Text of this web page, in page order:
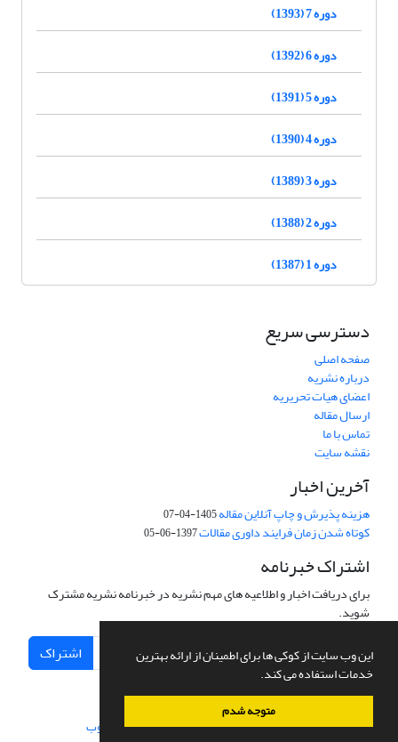
این وب سایت از کوکی ها برای اطمینان از ارائه بهترین
خدمات استفاده می کند.
متوجه شدم
دوره 7 (1393)
دوره 6 (1392)
دوره 5 (1391)
دوره 4 (1390)
دوره 3 (1389)
دوره 2 (1388)
دوره 1 (1387)
دسترسی سریع
صفحه اصلی
درباره نشریه
اعضای هیات تحریریه
ارسال مقاله
تماس با ما
نقشه سایت
آخرین اخبار
هزینه پذیرش و چاپ آنلاین مقاله1405-04-07
کوتاه شدن زمان فرایند داوری مقالات1397-06-05
اشتراک خبرنامه
برای دریافت اخبار و اطلاعیه های مهم نشریه در خبرنامه نشریه مشترک
شوید.
اشتراک
سامانه مدیریت نشریات علمی.طراحی و پیاده سازی از سیناوب